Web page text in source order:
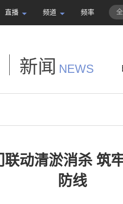
直播 频道 频率
新闻 NEWS
联动清淤消杀 筑
防线